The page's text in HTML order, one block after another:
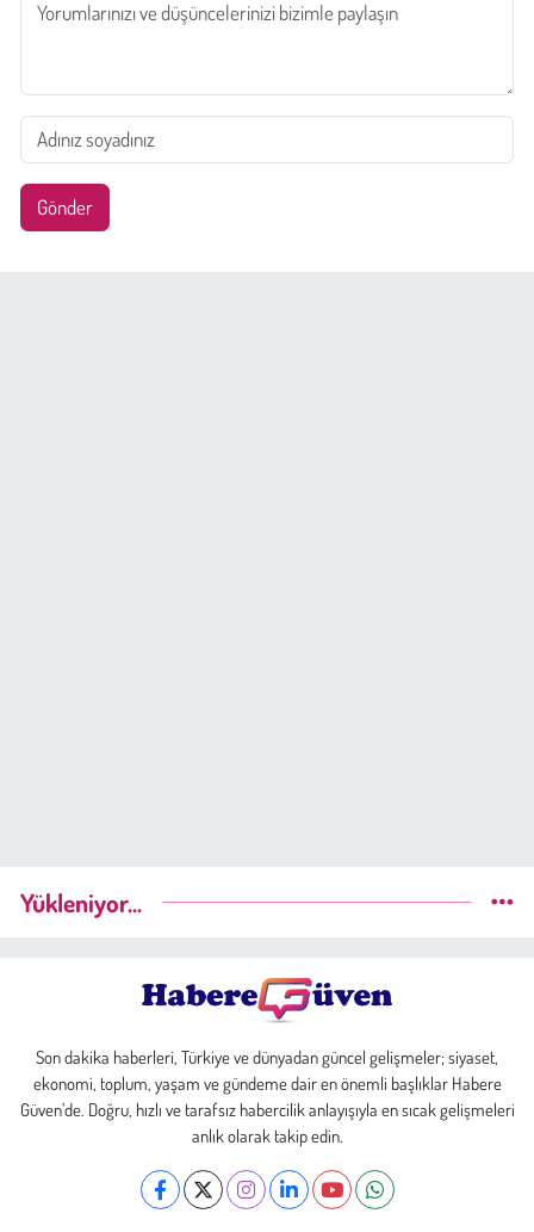
Gönder
Yükleniyor...
Son dakika haberleri, Türkiye ve dünyadan güncel gelişmeler; siyaset,
ekonomi, toplum, yaşam ve gündeme dair en önemli başlıklar Habere
Güven’de. Doğru, hızlı ve tarafsız habercilik anlayışıyla en sıcak gelişmeleri
anlık olarak takip edin.